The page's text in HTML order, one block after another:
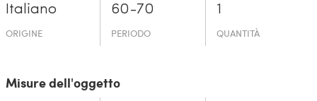
Italiano
ORIGINE
60-70
PERIODO
1
QUANTITÀ
Misure dell'oggetto